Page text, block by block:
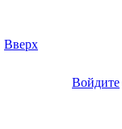
Вверх
Войдите